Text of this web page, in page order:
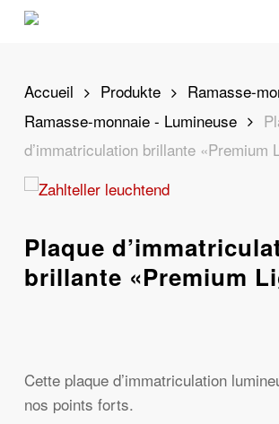
Skip
contentAccueil Produkte
Ramasse-
Ramasse-monnaie - Lumineuse
d’immatriculation brillante «Premium
Plaque
brillante «Premium
Cette plaque d’immatriculation
nos points forts.